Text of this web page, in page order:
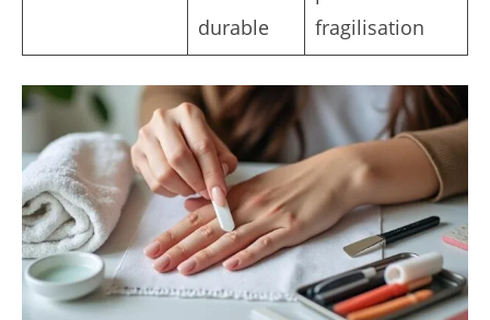
durable
fragilisation